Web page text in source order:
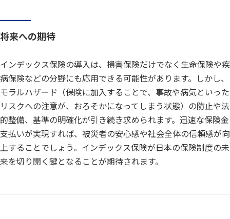
将来への期待
インデックス保険の導入は、損害保険だけでなく生命保険や疾
病保険などの分野にも応用できる可能性があります。しかし、
モラルハザード（保険に加入することで、事故や病気といった
リスクへの注意が、おろそかになってしまう状態）の防止や法
的整備、基準の明確化が引き続き求められます。迅速な保険金
支払いが実現すれば、被災者の安心感や社会全体の信頼感が向
上することでしょう。インデックス保険が日本の保険制度の未
来を切り開く鍵となることが期待されます。